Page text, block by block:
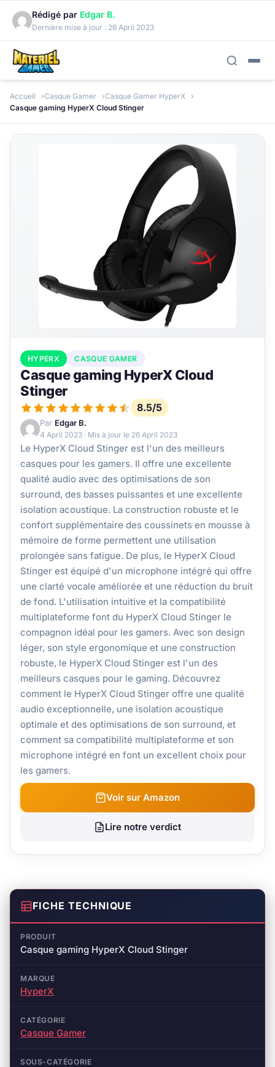
Rédigé par Edgar B.
Dernière mise à jour : 26 April 2023
Accueil Casque Gamer
Casque Gamer HyperX
Casque gaming HyperX Cloud Stinger
HYPERX CASQUE GAMER
Casque gaming HyperX Cloud
Stinger
8.5/5
Par Edgar B.
4 April 2023 · Mis à jour le 26 April 2023
Le HyperX Cloud Stinger est l'un des meilleurs
casques pour les gamers. Il offre une excellente
qualité audio avec des optimisations de son
surround, des basses puissantes et une excellente
isolation acoustique. La construction robuste et le
confort supplémentaire des coussinets en mousse à
mémoire de forme permettent une utilisation
prolongée sans fatigue. De plus, le HyperX Cloud
Stinger est équipé d'un microphone intégré qui offre
une clarté vocale améliorée et une réduction du bruit
de fond. L'utilisation intuitive et la compatibilité
multiplateforme font du HyperX Cloud Stinger le
compagnon idéal pour les gamers. Avec son design
léger, son style ergonomique et une construction
robuste, le HyperX Cloud Stinger est l'un des
meilleurs casques pour le gaming. Découvrez
comment le HyperX Cloud Stinger offre une qualité
audio exceptionnelle, une isolation acoustique
optimale et des optimisations de son surround, et
comment sa compatibilité multiplateforme et son
microphone intégré en font un excellent choix pour
les gamers.
Voir sur Amazon
Lire notre verdict
FICHE TECHNIQUE
PRODUIT
Casque gaming HyperX Cloud Stinger
MARQUE
HyperX
CATÉGORIE
Casque Gamer
SOUS-CATÉGORIE